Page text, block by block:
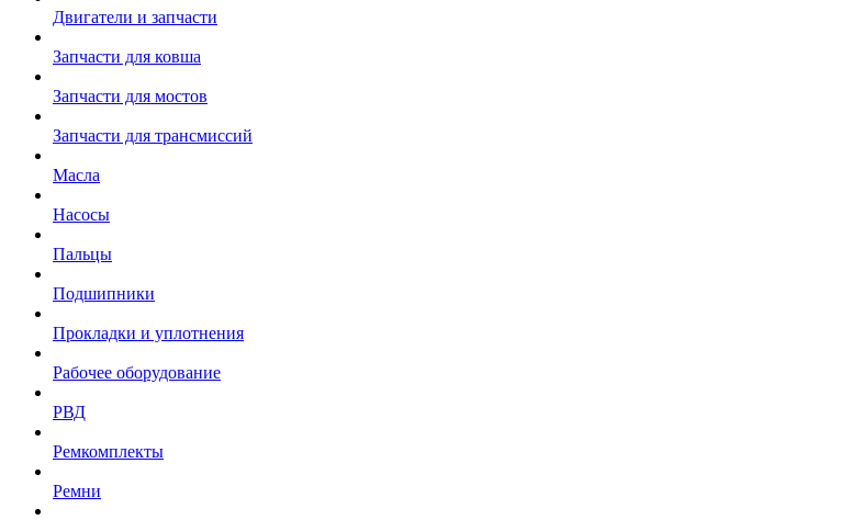
Двигатели и запчасти
Запчасти для ковша
Запчасти для мостов
Запчасти для трансмиссий
Масла
Насосы
Пальцы
Подшипники
Прокладки и уплотнения
Рабочее оборудование
РВД
Ремкомплекты
Ремни